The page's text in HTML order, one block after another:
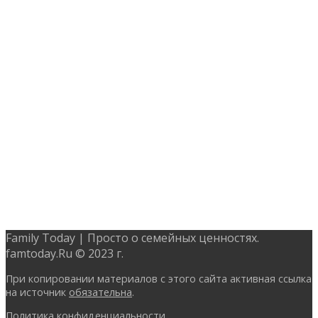
Family Today | Просто о семейных ценностях.
famtoday.Ru © 2023 г.
При копировании материалов с этого сайта активная ссылка
на источник обязательна.